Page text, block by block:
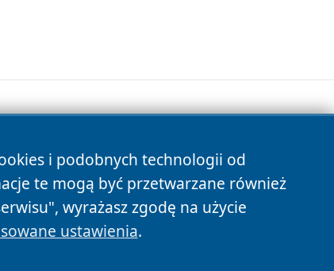
i podobnych technologii od
te mogą być przetwarzane również
wyrażasz zgodę na użycie
ustawienia.